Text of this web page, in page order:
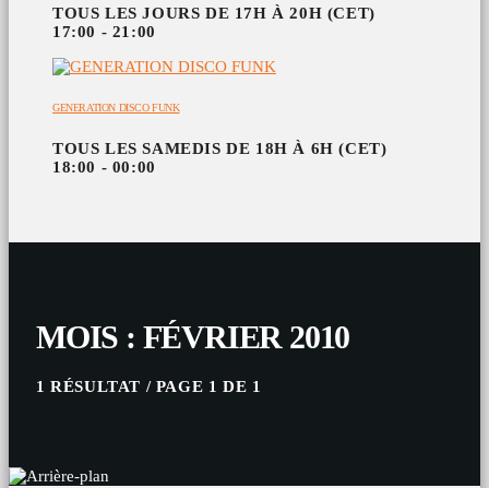
TOUS LES JOURS DE 17H À 20H (CET)
17:00 - 21:00
GENERATION DISCO FUNK
TOUS LES SAMEDIS DE 18H À 6H (CET)
18:00 - 00:00
MOIS : FÉVRIER 2010
1 RÉSULTAT / PAGE 1 DE 1